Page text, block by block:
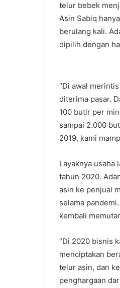
telur bebek
Asin Sabiq
berulang kali.
dipilih dengan
“Di awal
diterima pasar.
100 butir per
sampai 2.000
2019, kami
Layaknya usaha
tahun 2020.
asin ke penjual
selama
kembali
“Di 2020 bisnis
menciptakan
telur asin, dan
penghargaan